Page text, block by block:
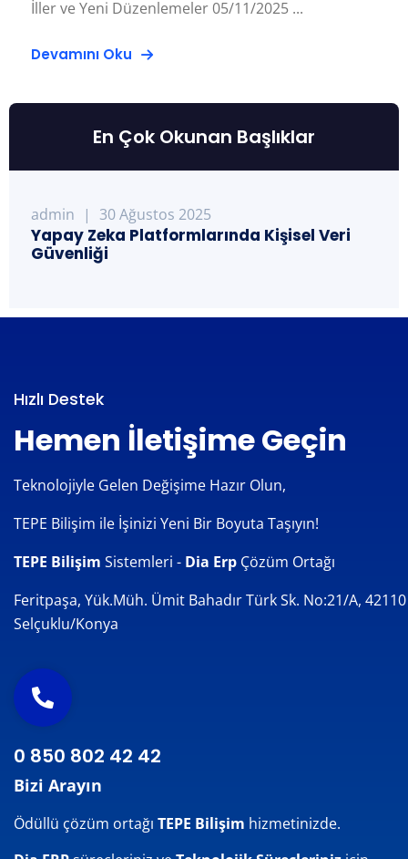
İller ve Yeni Düzenlemeler 05/11/2025 ...
Devamını Oku
En Çok Okunan Başlıklar
admin | 30 Ağustos 2025
Yapay Zeka Platformlarında Kişisel Veri
Güvenliği
Hızlı Destek
Hemen İletişime Geçin
Teknolojiyle Gelen Değişime Hazır Olun,
TEPE Bilişim ile İşinizi Yeni Bir Boyuta Taşıyın!
TEPE Bilişim Sistemleri - Dia Erp Çözüm Ortağı
Feritpaşa, Yük.Müh. Ümit Bahadır Türk Sk. No:21/A, 42110
Selçuklu/Konya
0 850 802 42 42
Bizi Arayın
Ödüllü çözüm ortağı TEPE Bilişim hizmetinizde.